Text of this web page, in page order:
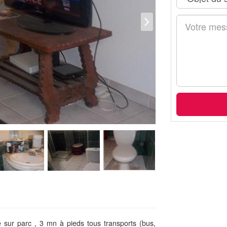
sur parc , 3 mn à pieds tous transports (bus,